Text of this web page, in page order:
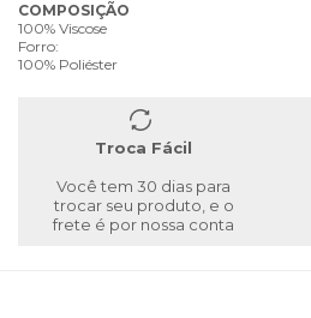
COMPOSIÇÃO
100% Viscose
Forro:
100% Poliéster
Troca Fácil
Você tem 30 dias para
trocar seu produto, e o
frete é por nossa conta